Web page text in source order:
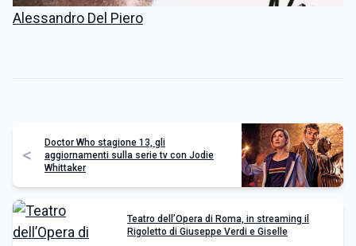
Alessandro Del Piero
<
Doctor Who stagione 13, gli
aggiornamenti sulla serie tv con Jodie
Whittaker
Teatro dell’Opera di Roma, in streaming il
Rigoletto di Giuseppe Verdi e Giselle